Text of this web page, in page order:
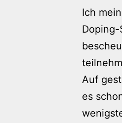
Ich
Doping-
Auf
es